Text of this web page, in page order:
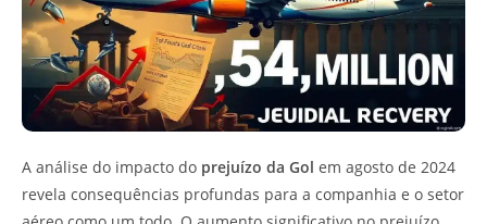
A análise do impacto do prejuízo da Gol em agosto de 2024
revela consequências profundas para a companhia e o setor